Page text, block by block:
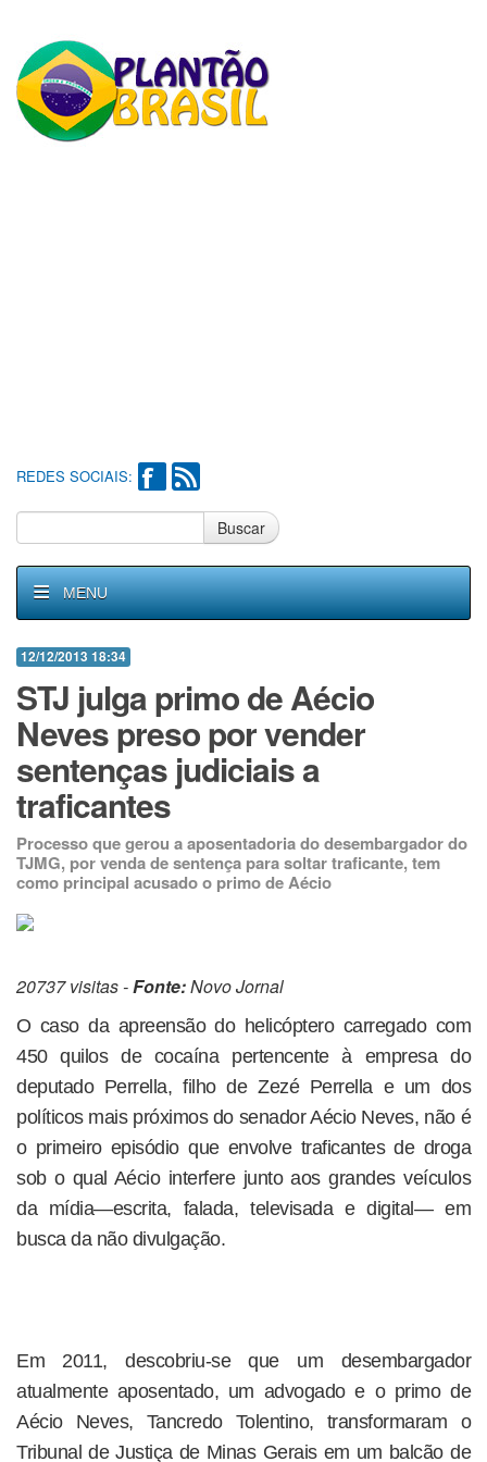
REDES SOCIAIS:
Buscar
MENU
12/12/2013 18:34
STJ julga primo de Aécio
Neves preso por vender
sentenças judiciais a
traficantes
Processo que gerou a aposentadoria do desembargador do
TJMG, por venda de sentença para soltar traficante, tem
como principal acusado o primo de Aécio
20737 visitas -Fonte:Novo Jornal
O caso da apreensão do helicóptero carregado com
450 quilos de cocaína pertencente à empresa do
deputado Perrella, filho de Zezé Perrella e um dos
políticos mais próximos do senador Aécio Neves, não é
o primeiro episódio que envolve traficantes de droga
sob o qual Aécio interfere junto aos grandes veículos
da mídia—escrita, falada, televisada e digital— em
busca da não divulgação.
Em 2011, descobriu-se que um desembargador
atualmente aposentado, um advogado e o primo de
Aécio Neves, Tancredo Tolentino, transformaram o
Tribunal de Justiça de Minas Gerais em um balcão de